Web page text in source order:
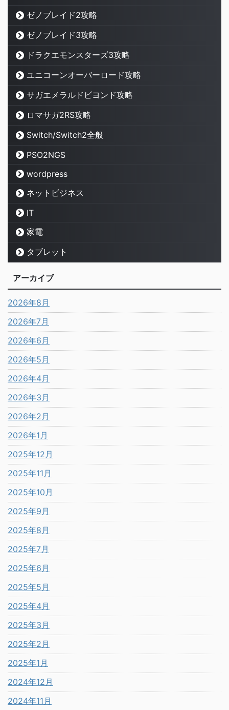
ゼノブレイド2攻略
ゼノブレイド3攻略
ドラクエモンスターズ3攻略
ユニコーンオーバーロード攻略
サガエメラルドビヨンド攻略
ロマサガ2RS攻略
Switch/Switch2全般
PSO2NGS
wordpress
ネットビジネス
IT
家電
タブレット
アーカイブ
2026年8月
2026年7月
2026年6月
2026年5月
2026年4月
2026年3月
2026年2月
2026年1月
2025年12月
2025年11月
2025年10月
2025年9月
2025年8月
2025年7月
2025年6月
2025年5月
2025年4月
2025年3月
2025年2月
2025年1月
2024年12月
2024年11月